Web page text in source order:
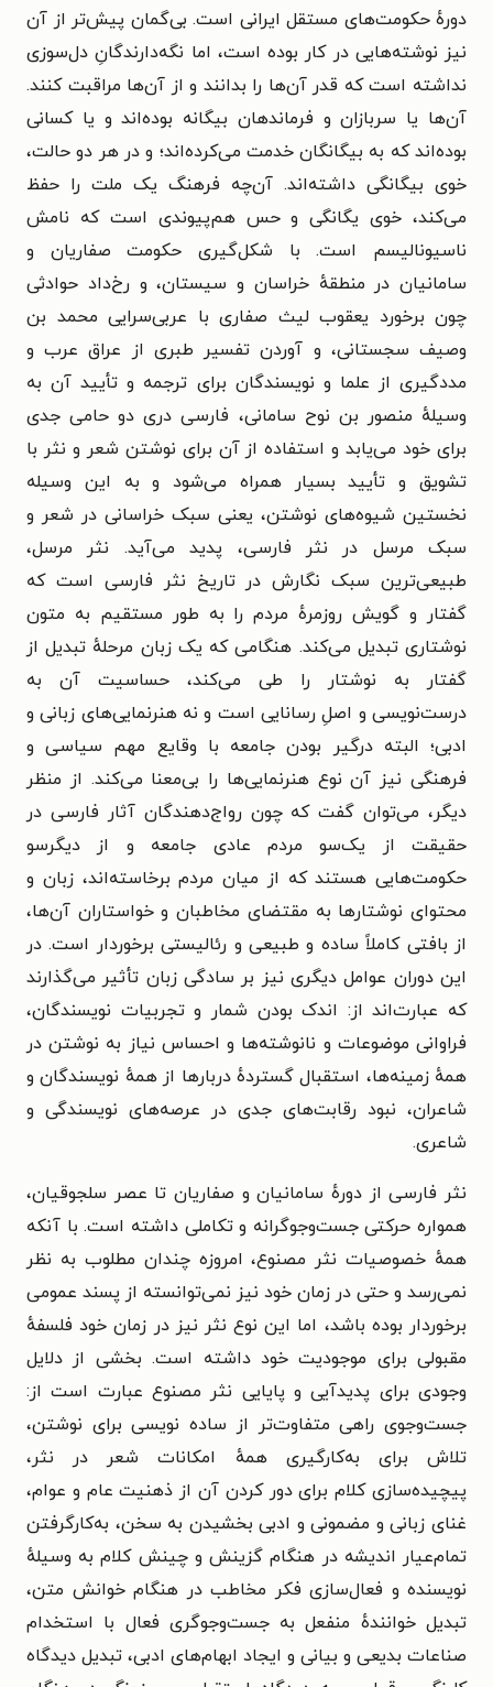
دورهٔ حکومت‌های مستقل ایرانی است. بی‌گمان پیش‌تر از آن
نیز نوشته‌هایی در کار بوده است، اما نگه‌دارندگانِ دل‌سوزی
نداشته است که قدر آن‌ها را بدانند و از آن‌ها مراقبت کنند.
آن‌ها یا سربازان و فرماندهان بیگانه بوده‌اند و یا کسانی
بوده‌اند که به بیگانگان خدمت می‌کرده‌اند؛ و در هر دو حالت،
خوی بیگانگی داشته‌اند. آن‌چه فرهنگ یک ملت را حفظ
می‌کند، خوی یگانگی و حس هم‌پیوندی است که نامش
ناسیونالیسم است. با شکل‌گیری حکومت صفاریان و
سامانیان در منطقهٔ خراسان و سیستان، و رخ‌داد حوادثی
چون برخورد یعقوب لیث صفاری با عربی‌سرایی محمد بن
وصیف سجستانی، و آوردن تفسیر طبری از عراق عرب و
مددگیری از علما و نویسندگان برای ترجمه و تأیید آن به
وسیلهٔ منصور بن نوح سامانی، فارسی دری دو حامی جدی
برای خود می‌یابد و استفاده از آن برای نوشتن شعر و نثر با
تشویق و تأیید بسیار همراه می‌شود و به این وسیله
نخستین شیوه‌های نوشتن، یعنی سبک خراسانی در شعر و
سبک مرسل در نثر فارسی، پدید می‌آید. نثر مرسل،
طبیعی‌ترین سبک نگارش در تاریخ نثر فارسی است که
گفتار و گویش روزمرهٔ مردم را به طور مستقیم به متون
نوشتاری تبدیل می‌کند. هنگامی که یک زبان مرحلهٔ تبدیل از
گفتار به نوشتار را طی می‌کند، حساسیت آن به
درست‌نویسی و اصلِ رسانایی است و نه هنرنمایی‌های زبانی و
ادبی؛ البته درگیر بودن جامعه با وقایع مهم سیاسی و
فرهنگی نیز آن نوع هنرنمایی‌ها را بی‌معنا می‌کند. از منظر
دیگر، می‌توان گفت که چون رواج‌دهندگان آثار فارسی در
حقیقت از یک‌سو مردم عادی جامعه و از دیگرسو
حکومت‌هایی هستند که از میان مردم برخاسته‌اند، زبان و
محتوای نوشتارها به مقتضای مخاطبان و خواستاران آن‌ها،
از بافتی کاملاً ساده و طبیعی و رئالیستی برخوردار است. در
این دوران عوامل دیگری نیز بر سادگی زبان تأثیر می‌گذارند
که عبارت‌اند از: اندک بودن شمار و تجربیات نویسندگان،
فراوانی موضوعات و نانوشته‌ها و احساس نیاز به نوشتن در
همهٔ زمینه‌ها، استقبال گستردهٔ دربارها از همهٔ نویسندگان و
شاعران، نبود رقابت‌های جدی در عرصه‌های نویسندگی و
شاعری.
نثر فارسی از دورهٔ سامانیان و صفاریان تا عصر سلجوقیان،
همواره حرکتی جست‌وجوگرانه و تکاملی داشته است. با آنکه
همهٔ خصوصیات نثر مصنوع، امروزه چندان مطلوب به نظر
نمی‌رسد و حتی در زمان خود نیز نمی‌توانسته از پسند عمومی
برخوردار بوده باشد، اما این نوع نثر نیز در زمان خود فلسفهٔ
مقبولی برای موجودیت خود داشته است. بخشی از دلایل
وجودی برای پدیدآیی و پایایی نثر مصنوع عبارت است از:
جست‌وجوی راهی متفاوت‌تر از ساده نویسی برای نوشتن،
تلاش برای به‌کارگیری همهٔ امکانات شعر در نثر،
پیچیده‌سازی کلام برای دور کردن آن از ذهنیت عام و عوام،
غنای زبانی و مضمونی و ادبی بخشیدن به سخن، به‌کار‌گرفتن
تمام‌عیار اندیشه در هنگام گزینش و چینش کلام به وسیلهٔ
نویسنده و فعال‌سازی فکر مخاطب در هنگام خوانش متن،
تبدیل خوانندهٔ منفعل به جست‌وجوگری فعال با استخدام
صناعات بدیعی و بیانی و ایجاد ابهام‌های ادبی، تبدیل دیدگاه